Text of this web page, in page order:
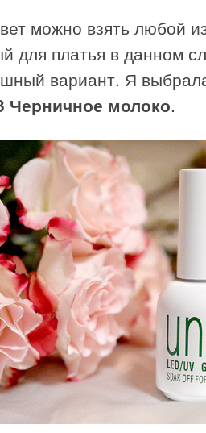
можно взять любой
для платья в данном
вариант. Я
Черничное молоко.